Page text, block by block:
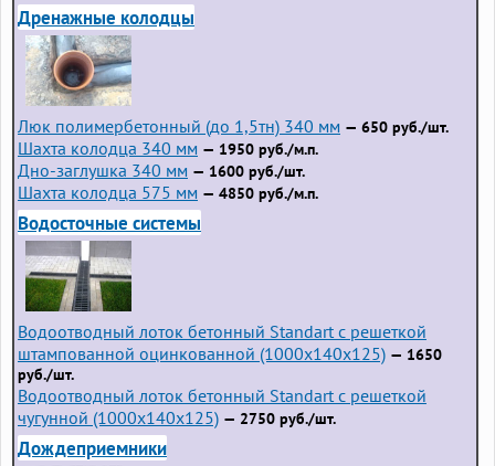
Дренажные колодцы
Люк полимербетонный (до 1,5тн) 340 мм — 650 руб./шт.
Шахта колодца 340 мм — 1950 руб./м.п.
Дно-заглушка 340 мм — 1600 руб./шт.
Шахта колодца 575 мм — 4850 руб./м.п.
Водосточные системы
Водоотводный лоток бетонный Standart с решеткой
штампованной оцинкованной (1000x140x125) — 1650
руб./шт.
Водоотводный лоток бетонный Standart с решеткой
чугунной (1000x140x125) — 2750 руб./шт.
Дождеприемники